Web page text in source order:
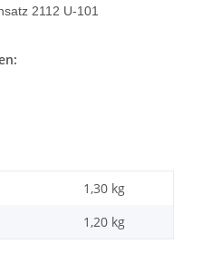
2112 U-101
1,30 kg
1,20 kg